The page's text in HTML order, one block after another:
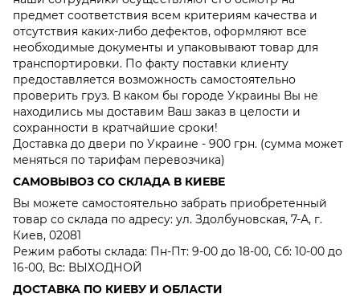
предмет соответствия всем критериям качества и
отсутствия каких-либо дефектов, оформляют все
необходимые документы и упаковывают товар для
транспортировки. По факту поставки клиенту
предоставляется возможность самостоятельно
проверить груз. В каком бы городе Украины Вы не
находились мы доставим Ваш заказ в целости и
сохранности в кратчайшие сроки!
Доставка до двери по Украине - 900 грн. (сумма может
меняться по тарифам перевозчика)
САМОВЫВОЗ СО СКЛАДА В КИЕВЕ
Вы можете самостоятельно забрать приобретенный
товар со склада по адресу: ул. Здолбуновская, 7-А, г.
Киев, 02081
Режим работы склада: Пн-Пт: 9-00 до 18-00, Сб: 10-00 до
16-00, Вс: ВЫХОДНОЙ
ДОСТАВКА ПО КИЕВУ И ОБЛАСТИ